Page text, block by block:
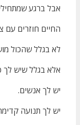
אבל ברגע
החיים חוזרים עם
לא בגלל שהכול
אלא בגלל שיש לך
יש לך אנשים.
יש לך תנועה